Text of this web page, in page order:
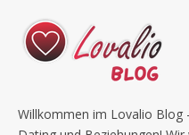
Willkommen im Lovalio Blog